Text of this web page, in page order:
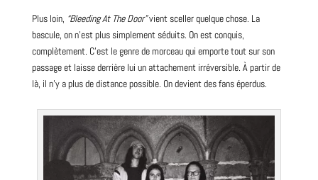
Plus loin, “Bleeding At The Door”vient sceller quelque chose. La
bascule, on n’est plus simplement séduits. On est conquis,
complètement. C’est le genre de morceau qui emporte tout sur son
passage et laisse derrière lui un attachement irréversible. À partir de
là, il n’y a plus de distance possible. On devient des fans éperdus.